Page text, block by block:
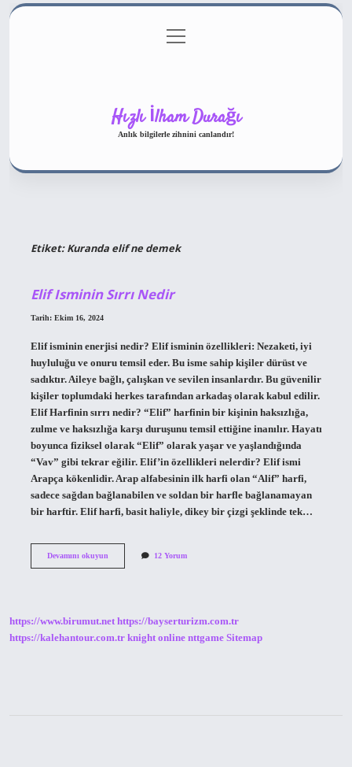
Gizlilik Politikası
menüyü
aç
Hızlı İlham Durağı
Anlık bilgilerle zihnini canlandır!
Etiket:Kuranda elif ne demek
Elif Isminin Sırrı Nedir
Tarih: Ekim 16, 2024
Elif isminin enerjisi nedir? Elif isminin özellikleri: Nezaketi, iyi
huyluluğu ve onuru temsil eder. Bu isme sahip kişiler dürüst ve
sadıktır. Aileye bağlı, çalışkan ve sevilen insanlardır. Bu güvenilir
kişiler toplumdaki herkes tarafından arkadaş olarak kabul edilir.
Elif Harfinin sırrı nedir? “Elif” harfinin bir kişinin haksızlığa,
zulme ve haksızlığa karşı duruşunu temsil ettiğine inanılır. Hayatı
boyunca fiziksel olarak “Elif” olarak yaşar ve yaşlandığında
“Vav” gibi tekrar eğilir. Elif’in özellikleri nelerdir? Elif ismi
Arapça kökenlidir. Arap alfabesinin ilk harfi olan “Alif” harfi,
sadece sağdan bağlanabilen ve soldan bir harfle bağlanamayan
bir harftir. Elif harfi, basit haliyle, dikey bir çizgi şeklinde tek…
Devamını okuyunElif
12 Yorum
https://www.birumut.net https://bayserturizm.com.tr
https://kalehantour.com.tr knight online nttgame Sitemap